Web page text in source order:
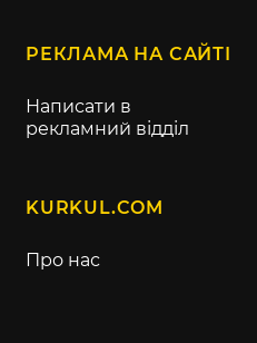
РЕКЛАМА НА САЙТІ
Написати в
рекламний відділ
KURKUL.COM
Про нас